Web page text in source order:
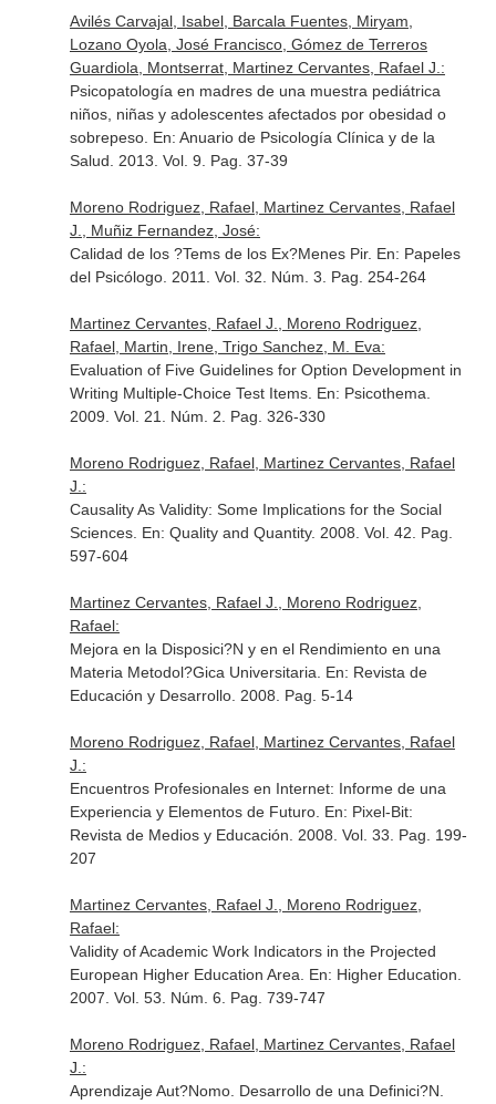
Avilés Carvajal, Isabel, Barcala Fuentes, Miryam,
Lozano Oyola, José Francisco, Gómez de Terreros
Guardiola, Montserrat, Martinez Cervantes, Rafael J.:
Psicopatología en madres de una muestra pediátrica
niños, niñas y adolescentes afectados por obesidad o
sobrepeso. En: Anuario de Psicología Clínica y de la
Salud . 2013. Vol. 9. Pag. 37-39
Moreno Rodriguez, Rafael, Martinez Cervantes, Rafael
J., Muñiz Fernandez, José:
Calidad de los ?Tems de los Ex?Menes Pir. En: Papeles
del Psicólogo. 2011. Vol. 32. Núm. 3. Pag. 254-264
Martinez Cervantes, Rafael J., Moreno Rodriguez,
Rafael, Martin, Irene, Trigo Sanchez, M. Eva:
Evaluation of Five Guidelines for Option Development in
Writing Multiple-Choice Test Items. En: Psicothema
2009. Vol. 21. Núm. 2. Pag. 326-330
Moreno Rodriguez, Rafael, Martinez Cervantes, Rafael
J.:
Causality As Validity: Some Implications for the Social
Sciences. En: Quality and Quantity. 2008. Vol. 42. Pag.
597-604
Martinez Cervantes, Rafael J., Moreno Rodriguez,
Rafael:
Mejora en la Disposici?N y en el Rendimiento en una
Materia Metodol?Gica Universitaria. En: Revista de
Educación y Desarrollo. 2008. Pag. 5-14
Moreno Rodriguez, Rafael, Martinez Cervantes, Rafael
J.:
Encuentros Profesionales en Internet: Informe de una
Experiencia y Elementos de Futuro. En: Pixel-Bit:
Revista de Medios y Educación . 2008. Vol. 33. Pag. 199-
207
Martinez Cervantes, Rafael J., Moreno Rodriguez,
Rafael:
Validity of Academic Work Indicators in the Projected
European Higher Education Area. En: Higher Education
2007. Vol. 53. Núm. 6. Pag. 739-747
Moreno Rodriguez, Rafael, Martinez Cervantes, Rafael
J.:
Aprendizaje Aut?Nomo. Desarrollo de una Definici?N.